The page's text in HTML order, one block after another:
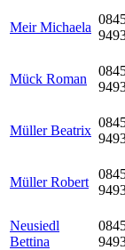
Meir Michaela
Mück Roman
Müller Beatrix
Müller Robert
Neusiedl
Bettina